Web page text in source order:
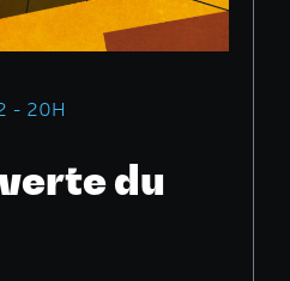
- 20H
du